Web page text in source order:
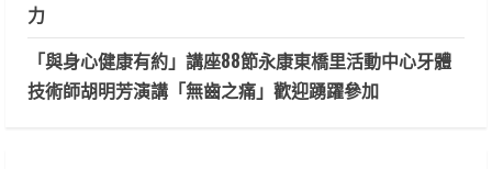
力
「與身心健康有約」講座88節永康東橋里活動中心牙體
技術師胡明芳演講「無齒之痛」歡迎踴躍參加